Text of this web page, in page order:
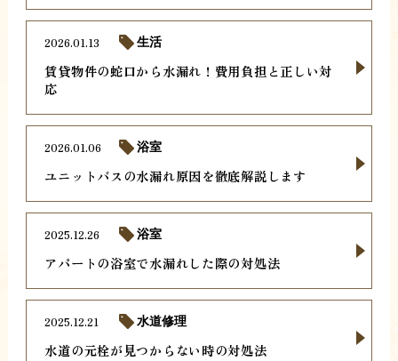
賃貸物件の蛇口から水漏れ！費用負担と正しい対
応
2026.01.13 生活
ユニットバスの水漏れ原因を徹底解説します
2026.01.06 浴室
アパートの浴室で水漏れした際の対処法
2025.12.26 浴室
水道の元栓が見つからない時の対処法
2025.12.21 水道修理